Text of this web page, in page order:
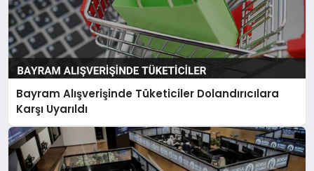
Bayram Alışverişinde Tüketiciler Dolandırıcılara
Karşı Uyarıldı